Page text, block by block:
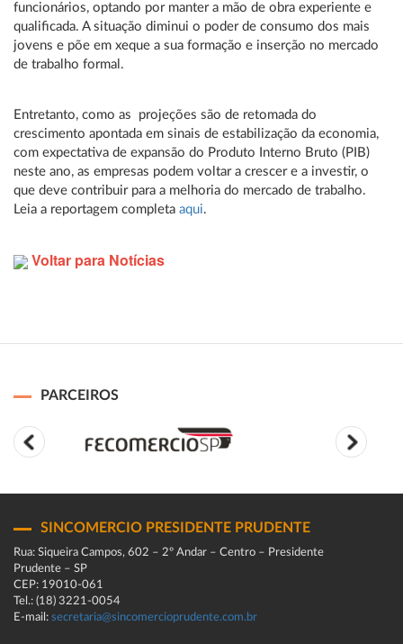
funcionários, optando por manter a mão de obra experiente e
qualificada. A situação diminui o poder de consumo dos mais
jovens e põe em xeque a sua formação e inserção no mercado
de trabalho formal.
Entretanto, como as projeções são de retomada do
crescimento apontada em sinais de estabilização da economia,
com expectativa de expansão do Produto Interno Bruto (PIB)
neste ano, as empresas podem voltar a crescer e a investir, o
que deve contribuir para a melhoria do mercado de trabalho.
Leia a reportagem completa aqui.
Voltar para Notícias
PARCEIROS
SINCOMERCIO PRESIDENTE PRUDENTE
Rua: Siqueira Campos, 602 – 2º Andar – Centro – Presidente
Prudente – SP
CEP: 19010-061
Tel.: (18) 3221-0054
E-mail: secretaria@sincomercioprudente.com.br